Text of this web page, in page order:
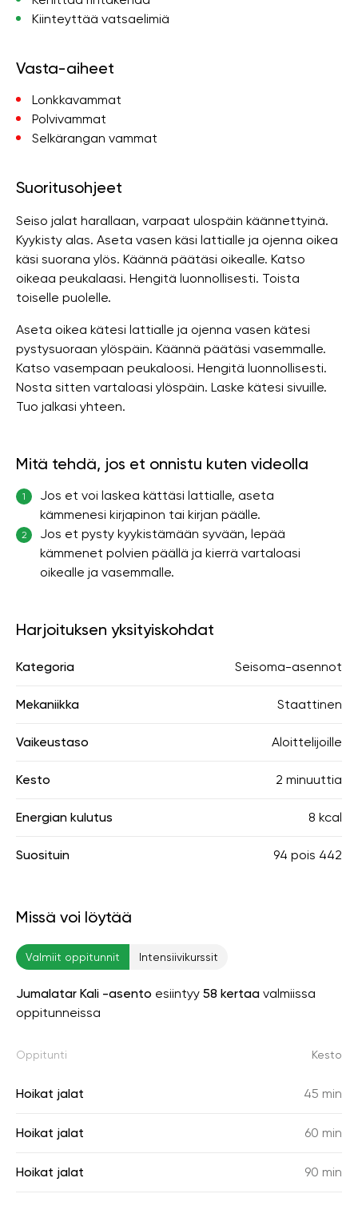
Kiinteyttää vatsaelimiä
Vasta-aiheet
Lonkkavammat
Polvivammat
Selkärangan vammat
Suoritusohjeet
Seiso jalat harallaan, varpaat ulospäin käännettyinä.
Kyykisty alas. Aseta vasen käsi lattialle ja ojenna oikea
käsi suorana ylös. Käännä päätäsi oikealle. Katso
oikeaa peukalaasi. Hengitä luonnollisesti. Toista
toiselle puolelle.
Aseta oikea kätesi lattialle ja ojenna vasen kätesi
pystysuoraan ylöspäin. Käännä päätäsi vasemmalle.
Katso vasempaan peukaloosi. Hengitä luonnollisesti.
Nosta sitten vartaloasi ylöspäin. Laske kätesi sivuille.
Tuo jalkasi yhteen.
Mitä tehdä, jos et onnistu kuten videolla
1
Jos et voi laskea kättäsi lattialle, aseta
kämmenesi kirjapinon tai kirjan päälle.
2
Jos et pysty kyykistämään syvään, lepää
kämmenet polvien päällä ja kierrä vartaloasi
oikealle ja vasemmalle.
Harjoituksen yksityiskohdat
Kategoria Seisoma-asennot
Mekaniikka Staattinen
Vaikeustaso Aloittelijoille
Kesto 2 minuuttia
Energian kulutus 8 kcal
Suosituin 94 pois 442
Missä voi löytää
Valmiit oppitunnit Intensiivikurssit
Jumalatar Kali -asento esiintyy 58 kertaa valmiissa
oppitunneissa
Oppitunti Kesto
Hoikat jalat 45 min
Hoikat jalat 60 min
Hoikat jalat 90 min